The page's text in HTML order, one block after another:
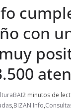
con
2 minutos de
,BIZAN Info,